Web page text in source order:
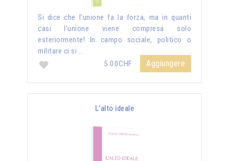
Si dice che l'unione fa la forza, ma in quanti
casi l'unione viene compresa solo
esteriormente! In campo sociale, politico o
militare ci si …
5.00CHF
Aggiungere
L'alto ideale